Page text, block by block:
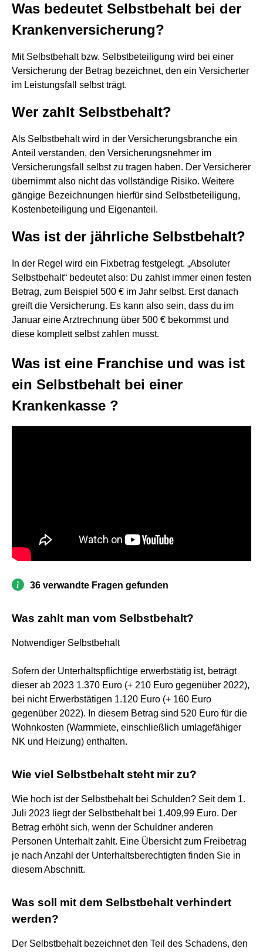
Was bedeutet Selbstbehalt bei der
Krankenversicherung?
Mit Selbstbehalt bzw. Selbstbeteiligung wird bei einer
Versicherung der Betrag bezeichnet, den ein Versicherter
im Leistungsfall selbst trägt.
Wer zahlt Selbstbehalt?
Als Selbstbehalt wird in der Versicherungsbranche ein
Anteil verstanden, den Versicherungsnehmer im
Versicherungsfall selbst zu tragen haben. Der Versicherer
übernimmt also nicht das vollständige Risiko. Weitere
gängige Bezeichnungen hierfür sind Selbstbeteiligung,
Kostenbeteiligung und Eigenanteil.
Was ist der jährliche Selbstbehalt?
In der Regel wird ein Fixbetrag festgelegt. „Absoluter
Selbstbehalt“ bedeutet also: Du zahlst immer einen festen
Betrag, zum Beispiel 500 € im Jahr selbst. Erst danach
greift die Versicherung. Es kann also sein, dass du im
Januar eine Arztrechnung über 500 € bekommst und
diese komplett selbst zahlen musst.
Was ist eine Franchise und was ist
ein Selbstbehalt bei einer
Krankenkasse ?
36 verwandte Fragen gefunden
Was zahlt man vom Selbstbehalt?
Notwendiger Selbstbehalt
Sofern der Unterhaltspflichtige erwerbstätig ist, beträgt
dieser ab 2023 1.370 Euro (+ 210 Euro gegenüber 2022),
bei nicht Erwerbstätigen 1.120 Euro (+ 160 Euro
gegenüber 2022). In diesem Betrag sind 520 Euro für die
Wohnkosten (Warmmiete, einschließlich umlagefähiger
NK und Heizung) enthalten.
Wie viel Selbstbehalt steht mir zu?
Wie hoch ist der Selbstbehalt bei Schulden? Seit dem 1.
Juli 2023 liegt der Selbstbehalt bei 1.409,99 Euro. Der
Betrag erhöht sich, wenn der Schuldner anderen
Personen Unterhalt zahlt. Eine Übersicht zum Freibetrag
je nach Anzahl der Unterhaltsberechtigten finden Sie in
diesem Abschnitt.
Was soll mit dem Selbstbehalt verhindert
werden?
Der Selbstbehalt bezeichnet den Teil des Schadens, den